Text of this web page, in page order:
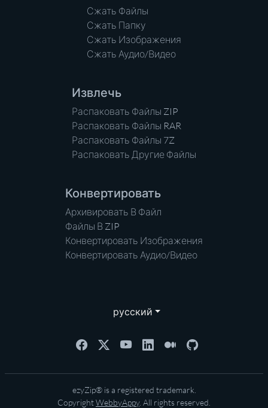
Сжать Файлы
Сжать Папку
Сжать Изображения
Сжать Аудио/Видео
Извлечь
Распаковать Файлы ZIP
Распаковать Файлы RAR
Распаковать Файлы 7Z
Распаковать Другие Файлы
Конвертировать
Архивировать В Файл
Файлы В ZIP
Конвертировать Изображения
Конвертировать Аудио/Видео
русский
ezyZip® is a registered trademark.
CopyrightWebbyAppy. All rights reserved.